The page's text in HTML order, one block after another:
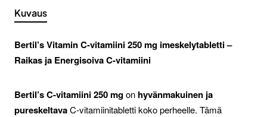
Kuvaus
Bertil’s Vitamin C-vitamiini 250 mg imeskelytabletti –
Raikas ja Energisoiva C-vitamiini
Bertil’s C-vitamiini 250 mgon hyvänmakuinen ja
pureskeltavaC-vitamiinitabletti koko perheelle. Tämä